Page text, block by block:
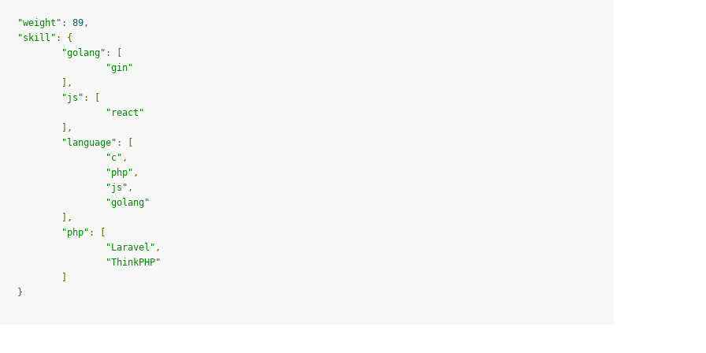
"weight" : 89,
"skill" :
{
"golang" :
"gin"
],
"js" :
"react"
],
"language" :
"c" ,
"php" ,
"js" ,
"golang"
],
"php" :
"Laravel" ,
"ThinkPHP"
}